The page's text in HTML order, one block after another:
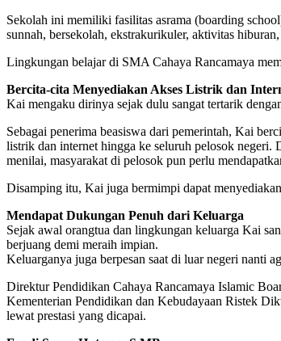
Sekolah ini memiliki fasilitas asrama (boarding
sunnah, bersekolah, ekstrakurikuler, aktivitas
Lingkungan belajar di SMA Cahaya Rancamaya
Bercita-cita Menyediakan Akses Listrik dan
Kai mengaku dirinya sejak dulu sangat tertarik
Sebagai penerima beasiswa dari pemerintah, Kai
listrik dan internet hingga ke seluruh pelosok negeri.
menilai, masyarakat di pelosok pun perlu
Disamping itu, Kai juga bermimpi dapat
Mendapat Dukungan Penuh dari Keluarga
Sejak awal orangtua dan lingkungan keluarga Kai
berjuang demi meraih impian.
Keluarganya juga berpesan saat di luar negeri nanti
Direktur Pendidikan Cahaya Rancamaya Islamic
Kementerian Pendidikan dan Kebudayaan Ristek
lewat prestasi yang dicapai.